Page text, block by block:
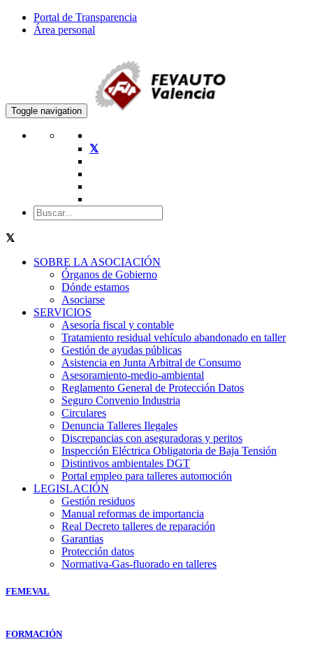
Portal de Transparencia
Área personal
Toggle navigation
SOBRE LA ASOCIACIÓN
Órganos de Gobierno
Dónde estamos
Asociarse
SERVICIOS
Asesoría fiscal y contable
Tratamiento residual vehículo abandonado en taller
Gestión de ayudas públicas
Asistencia en Junta Arbitral de Consumo
Asesoramiento-medio-ambiental
Reglamento General de Protección Datos
Seguro Convenio Industria
Circulares
Denuncia Talleres Ilegales
Discrepancias con aseguradoras y peritos
Inspección Eléctrica Obligatoria de Baja Tensión
Distintivos ambientales DGT
Portal empleo para talleres automoción
LEGISLACIÓN
Gestión residuos
Manual reformas de importancia
Real Decreto talleres de reparación
Garantias
Protección datos
Normativa-Gas-fluorado en talleres
FEMEVAL
FORMACIÓN